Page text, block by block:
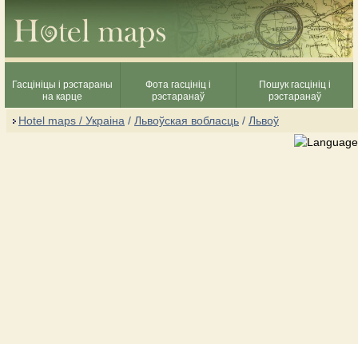
Гасцініцы і рэстараны
на карце
Фота гасцініц і
рэстаранаў
Пошук гасцініц і
рэстаранаў
Hotel maps / Украіна / Львоўская вобласць / Львоў